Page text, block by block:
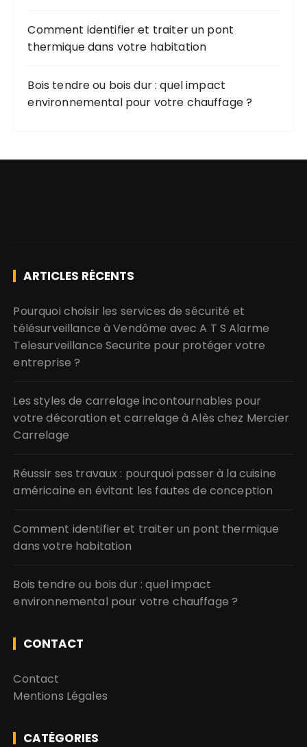
Comment identifier et traiter un pont
thermique dans votre habitation
Bois tendre ou bois dur : quel impact
environnemental pour votre chauffage ?
ARTICLES RÉCENTS
Pourquoi choisir les services de sécurité et
télésurveillance à Vendôme avec A T S Alarme
Telesurveillance Securite pour protéger votre
entreprise ?
Les styles de carrelage incontournables pour
votre décoration et carrelage à Alès chez Mercier
Carrelage
Réussir ses travaux : pourquoi passer à la cuisine
américaine en évitant les fautes de conception
Comment identifier et traiter un pont thermique
dans votre habitation
Bois tendre ou bois dur : quel impact
environnemental pour votre chauffage ?
CONTACT
Contact
Mentions Légales
CATÉGORIES